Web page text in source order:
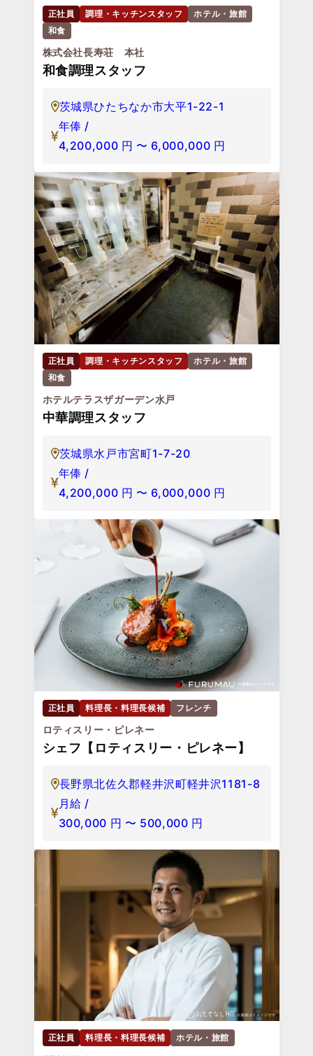
正社員 調理・キッチンスタッフ
ホテル・旅館
和食
株式会社長寿荘 本社
和食調理スタッフ
茨城県ひたちなか市大平1-22-1
年俸 /
4,200,000 円 〜 6,000,000 円
正社員 調理・キッチンスタッフ
ホテル・旅館
和食
ホテルテラスザガーデン水戸
中華調理スタッフ
茨城県水戸市宮町1-7-20
年俸 /
4,200,000 円 〜 6,000,000 円
正社員 料理長・料理長候補 フレンチ
ロティスリー・ピレネー
シェフ【ロティスリー・ピレネー】
長野県北佐久郡軽井沢町軽井沢1181-8
月給 /
300,000 円 〜 500,000 円
正社員 料理長・料理長候補 ホテル・旅館